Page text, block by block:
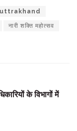
नारी शक्ति महोत्सव
के विभागों में